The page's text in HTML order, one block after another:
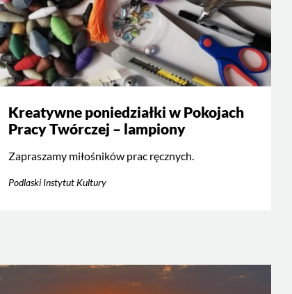
Kreatywne poniedziałki w Pokojach
Pracy Twórczej – lampiony
Zapraszamy miłośników prac ręcznych.
Podlaski Instytut Kultury